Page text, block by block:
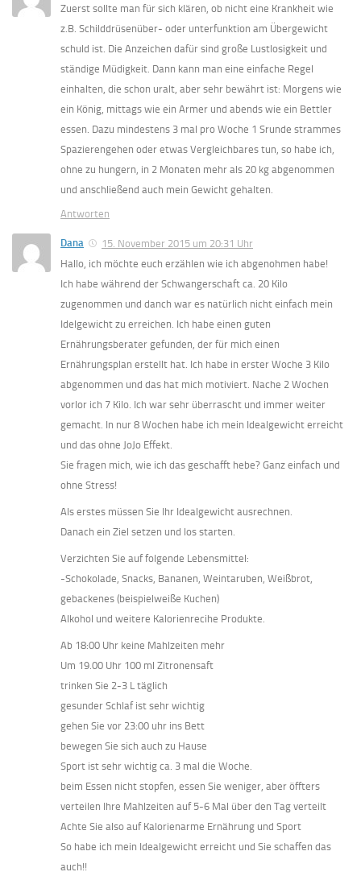
Zuerst sollte man für sich klären, ob nicht eine Krankheit wie
z.B. Schilddrüsenüber- oder unterfunktion am Übergewicht
schuld ist. Die Anzeichen dafür sind große Lustlosigkeit und
ständige Müdigkeit. Dann kann man eine einfache Regel
einhalten, die schon uralt, aber sehr bewährt ist: Morgens wie
ein König, mittags wie ein Armer und abends wie ein Bettler
essen. Dazu mindestens 3 mal pro Woche 1 Srunde strammes
Spazierengehen oder etwas Vergleichbares tun, so habe ich,
ohne zu hungern, in 2 Monaten mehr als 20 kg abgenommen
und anschließend auch mein Gewicht gehalten.
Antworten
Dana
15. November 2015 um 20:31 Uhr
Hallo, ich möchte euch erzählen wie ich abgenohmen habe!
Ich habe während der Schwangerschaft ca. 20 Kilo
zugenommen und danch war es natürlich nicht einfach mein
Idelgewicht zu erreichen. Ich habe einen guten
Ernährungsberater gefunden, der für mich einen
Ernährungsplan erstellt hat. Ich habe in erster Woche 3 Kilo
abgenommen und das hat mich motiviert. Nache 2 Wochen
vorlor ich 7 Kilo. Ich war sehr überrascht und immer weiter
gemacht. In nur 8 Wochen habe ich mein Idealgewicht erreicht
und das ohne JoJo Effekt.
Sie fragen mich, wie ich das geschafft hebe? Ganz einfach und
ohne Stress!
Als erstes müssen Sie Ihr Idealgewicht ausrechnen.
Danach ein Ziel setzen und los starten.
Verzichten Sie auf folgende Lebensmittel:
-Schokolade, Snacks, Bananen, Weintaruben, Weißbrot,
gebackenes (beispielweiße Kuchen)
Alkohol und weitere Kalorienrecihe Produkte.
Ab 18:00 Uhr keine Mahlzeiten mehr
Um 19.00 Uhr 100 ml Zitronensaft
trinken Sie 2-3 L täglich
gesunder Schlaf ist sehr wichtig
gehen Sie vor 23:00 uhr ins Bett
bewegen Sie sich auch zu Hause
Sport ist sehr wichtig ca. 3 mal die Woche.
beim Essen nicht stopfen, essen Sie weniger, aber öffters
verteilen Ihre Mahlzeiten auf 5-6 Mal über den Tag verteilt
Achte Sie also auf Kalorienarme Ernährung und Sport
So habe ich mein Idealgewicht erreicht und Sie schaffen das
auch!!